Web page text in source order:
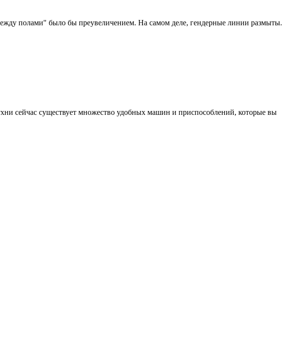
полами" было бы преувеличением. На самом деле, гендерные линии размыты.
сейчас существует множество удобных машин и приспособлений, которые вы